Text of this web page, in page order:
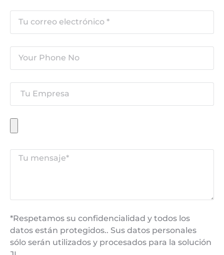
*Respetamos su confidencialidad y todos los
datos están protegidos.. Sus datos personales
sólo serán utilizados y procesados ​​para la solución